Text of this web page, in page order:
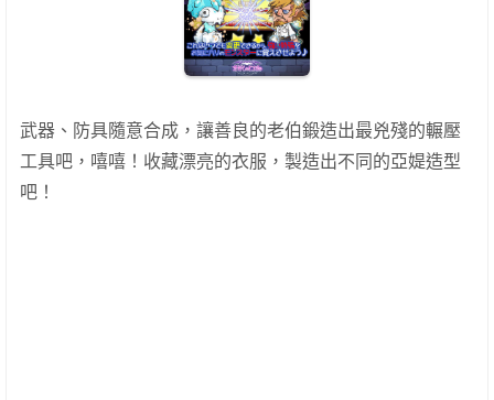
武器、防具隨意合成，讓善良的老伯鍛造出最兇殘的輾壓
工具吧，嘻嘻！收藏漂亮的衣服，製造出不同的亞媞造型
吧！